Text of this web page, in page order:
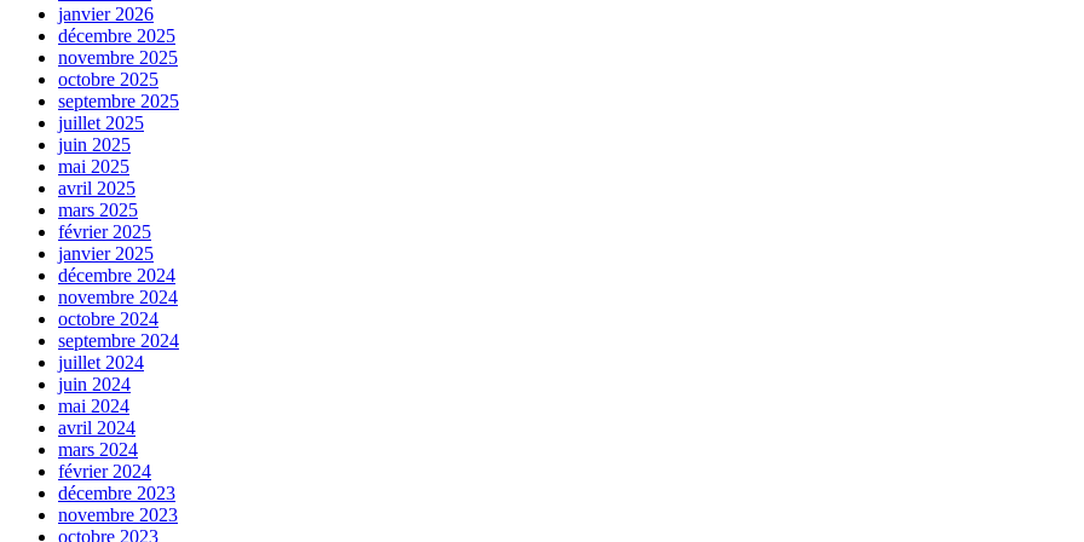
janvier 2026
décembre 2025
novembre 2025
octobre 2025
septembre 2025
juillet 2025
juin 2025
mai 2025
avril 2025
mars 2025
février 2025
janvier 2025
décembre 2024
novembre 2024
octobre 2024
septembre 2024
juillet 2024
juin 2024
mai 2024
avril 2024
mars 2024
février 2024
décembre 2023
novembre 2023
octobre 2023